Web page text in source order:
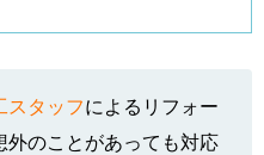
スタッフによるリフォー
外のことがあっても対応